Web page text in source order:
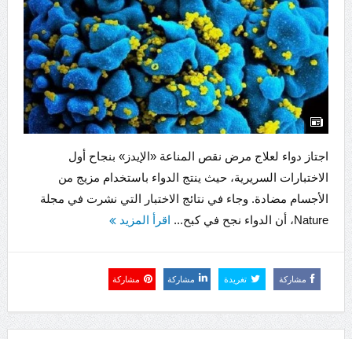
اجتاز دواء لعلاج مرض نقص المناعة «الإيدز» بنجاح أول
الاختبارات السريرية، حيث ينتج الدواء باستخدام مزيج من
الأجسام مضادة. وجاء في نتائج الاختبار التي نشرت في مجلة
Nature، أن الدواء نجح في كبح...
اقرأ المزيد
مشاركة تغريدة مشاركة مشاركة